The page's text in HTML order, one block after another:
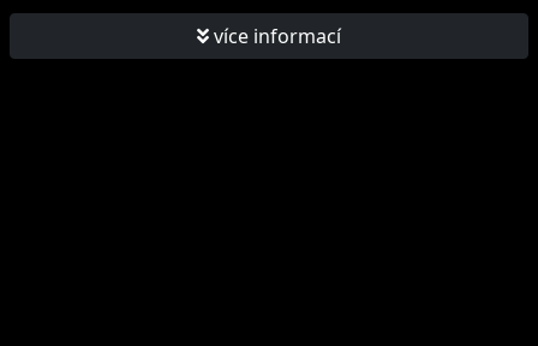
více informací